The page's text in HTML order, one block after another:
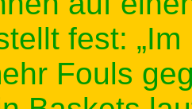
fest:
Fouls